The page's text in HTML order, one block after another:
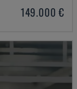
149.000 €